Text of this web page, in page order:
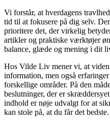
Vi forstår, at hverdagens
tid til at fokusere på dig selv.
prioritere det, der virkelig
artikler og praktiske værktøjer
balance, glæde og mening i dit
Hos Vilde Liv mener vi, at
information, men også
forskellige områder. På den
beslutninger, der er
indhold er nøje udvalgt for at
kan stole på, at du får det bedste.